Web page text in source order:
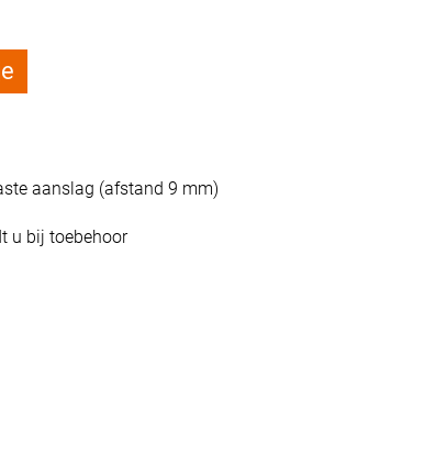
aanslag (afstand 9 mm)
u bij toebehoor